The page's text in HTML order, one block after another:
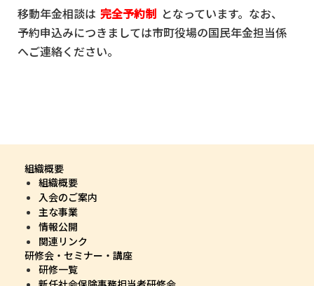
移動年金相談は 完全予約制 となっています。なお、
予約申込みにつきましては市町役場の国民年金担当係
へご連絡ください。
組織概要
組織概要
入会のご案内
主な事業
情報公開
関連リンク
研修会・セミナー・講座
研修一覧